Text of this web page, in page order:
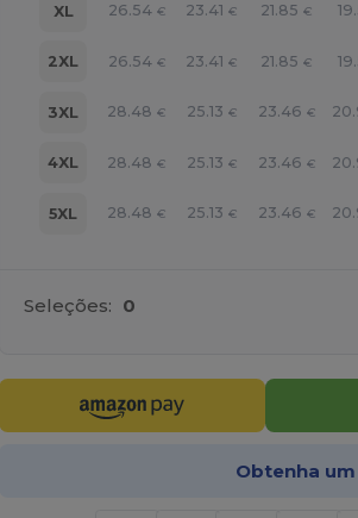
XL 26.54 € 23.41 € 21.85 €
2XL 26.54 € 23.41 € 21.85 €
3XL 28.48 € 25.13 € 23.46 €
4XL 28.48 € 25.13 € 23.46 €
5XL 28.48 € 25.13 € 23.46 €
Seleções: 0
Obtenha